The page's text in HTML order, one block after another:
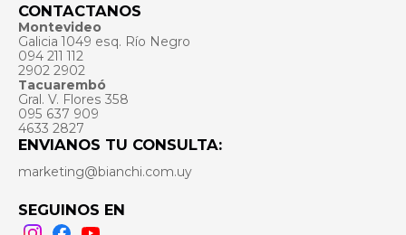
CONTACTANOS
Montevideo
Galicia 1049 esq. Río Negro
094 211 112
2902 2902
Tacuarembó
Gral. V. Flores 358
095 637 909
4633 2827
ENVIANOS TU CONSULTA:
marketing@bianchi.com.uy
SEGUINOS EN